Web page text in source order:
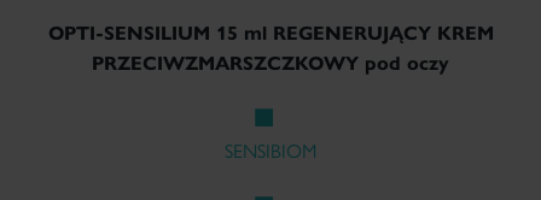
OPTI-SENSILIUM 15 ml REGENERUJĄCY KREM
PRZECIWZMARSZCZKOWY pod oczy
SENSIBIOM